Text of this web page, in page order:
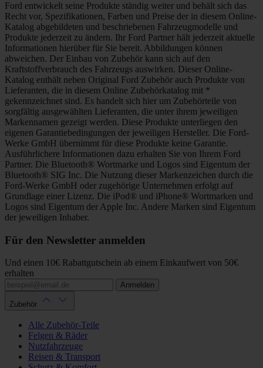
Ford entwickelt seine Produkte ständig weiter und behält sich das
Recht vor, Spezifikationen, Farben und Preise der in diesem Online-
Katalog abgebildeten und beschriebenen Fahrzeugmodelle und
Produkte jederzeit zu ändern. Ihr Ford Partner hält jederzeit aktuelle
Informationen hierüber für Sie bereit. Abbildungen können
abweichen. Der Einbau von Zubehör kann sich auf den
Kraftstoffverbrauch des Fahrzeugs auswirken. Dieser Online-
Katalog enthält neben Original Ford Zubehör auch Produkte von
Lieferanten, die in diesem Online Zubehörkatalog mit *
gekennzeichnet sind. Es handelt sich hier um Zubehörteile von
sorgfältig ausgewählten Lieferanten, die unter ihrem jeweiligen
Markennamen gezeigt werden. Diese Produkte unterliegen den
eigenen Garantiebedingungen der jeweiligen Hersteller. Die Ford-
Werke GmbH übernimmt für diese Produkte keine Garantie.
Ausführlichere Informationen dazu erhalten Sie von Ihrem Ford
Partner. Die Bluetooth® Wortmarke und Logos sind Eigentum der
Bluetooth® SIG Inc. Die Nutzung dieser Markenzeichen durch die
Ford-Werke GmbH oder zugehörige Unternehmen erfolgt auf
Grundlage einer Lizenz. Die iPod® und iPhone® Wortmarken und
Logos sind Eigentum der Apple Inc. Andere Marken sind Eigentum
der jeweiligen Inhaber.
Für den Newsletter anmelden
Und einen 10€ Rabattgutschein ab einem Einkaufwert von 50€
erhalten
Anmelden
Zubehör
Alle Zubehör-Teile
Felgen & Räder
Nutzfahrzeuge
Reisen & Transport